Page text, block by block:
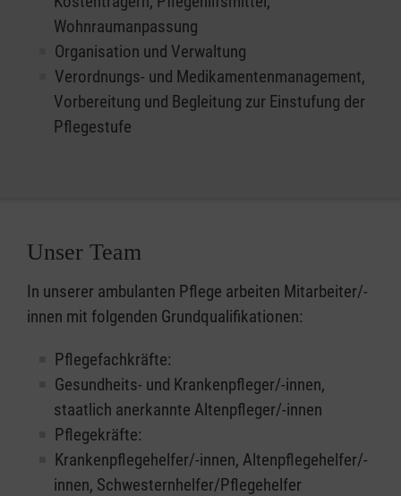
Wohnraumanpassung
Organisation und Verwaltung
Verordnungs- und Medikamentenmanagement,
Vorbereitung und Begleitung zur Einstufung der
Pflegestufe
Unser Team
In unserer ambulanten Pflege arbeiten Mitarbeiter/-
innen mit folgenden Grundqualifikationen:
Pflegefachkräfte:
Gesundheits- und Krankenpfleger/-innen,
staatlich anerkannte Altenpfleger/-innen
Pflegekräfte:
Krankenpflegehelfer/-innen, Altenpflegehelfer/-
innen, Schwesternhelfer/Pflegehelfer